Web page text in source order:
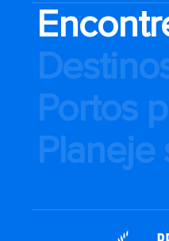
Portos
Planeje